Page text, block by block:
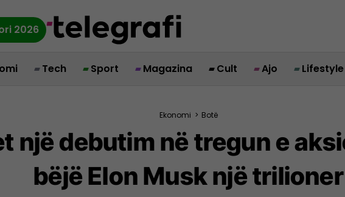
2026
Tech Sport Magazina Cult Ajo Lifestyle
Ekonomi > Botë
një debutim në tregun e
bëjë Elon Musk një trilioner